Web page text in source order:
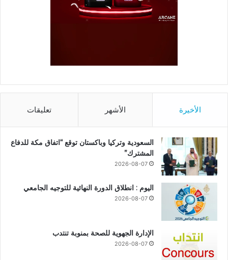
الأخيرة الأشهر تعليقات
السعودية وتركيا وباكستان توقع “اتفاق مكة للدفاع
المشترك”
2026-08-07
اليوم : انطلاق الدورة النهائية للتوجيه الجامعي
2026-08-07
الإدارة الجهوية للصحة بمنوبة تنتدب
2026-08-07